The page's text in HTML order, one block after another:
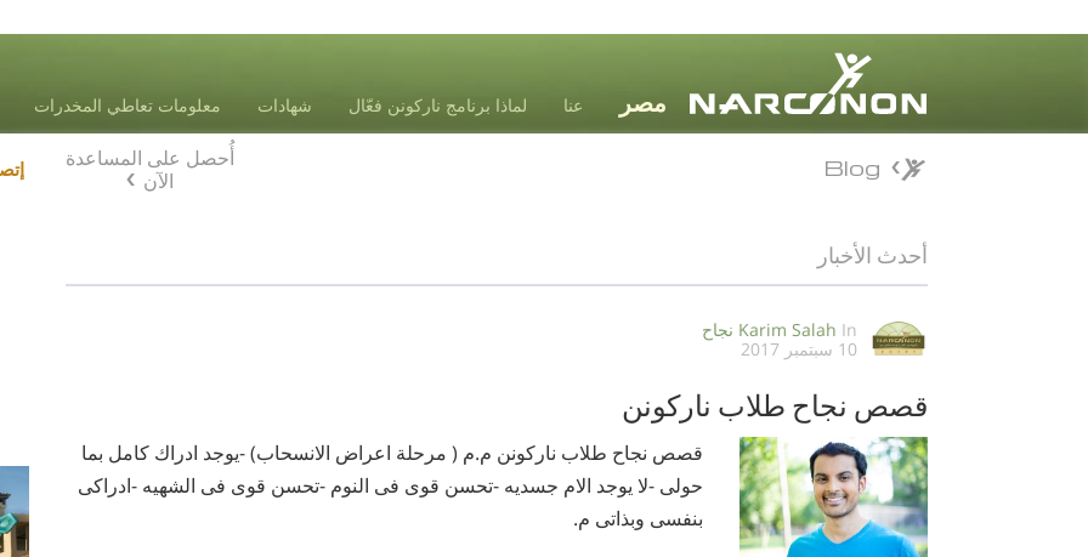
عنا لماذا برنامج ناركونن فعّال شهادات معلومات تعاطي المخدرات
أُحصل على المساعدة
الآن
Blog
أحدث الأخبار
Karim Salah In
نجاح
10 سبتمبر 2017
قصص نجاح طلاب ناركونن
قصص نجاح طلاب ناركونن م.م ( مرحلة اعراض الانسحاب) -يوجد ادراك كامل بما
حولى -لا يوجد الام جسديه -تحسن قوى فى النوم -تحسن قوى فى الشهيه -ادراكى
بنفسى وبذاتى م.
Blog